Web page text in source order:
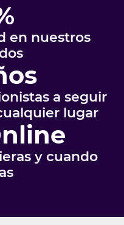
en nuestros
a seguir
lugar
y cuando